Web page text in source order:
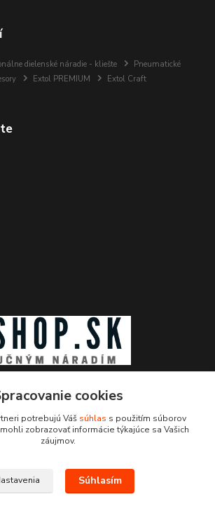
dielenské náradie - kliešte
Pneumatické
Extol PREMIUM Extol Craft
cookies
potrebujú Váš súhlas s použitím súborov
zobrazovať informácie týkajúce sa Vašich
záujmov.
Súhlasím